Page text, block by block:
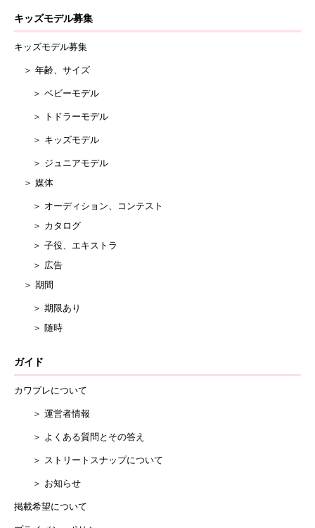
キッズモデル募集
キッズモデル募集
＞ 年齢、サイズ
＞ ベビーモデル
＞ トドラーモデル
＞ キッズモデル
＞ ジュニアモデル
＞ 媒体
＞ オーディション、コンテスト
＞ カタログ
＞ 子役、エキストラ
＞ 広告
＞ 期間
＞ 期限あり
＞ 随時
ガイド
カワプレについて
＞ 運営者情報
＞ よくある質問とその答え
＞ ストリートスナップについて
＞ お知らせ
掲載希望について